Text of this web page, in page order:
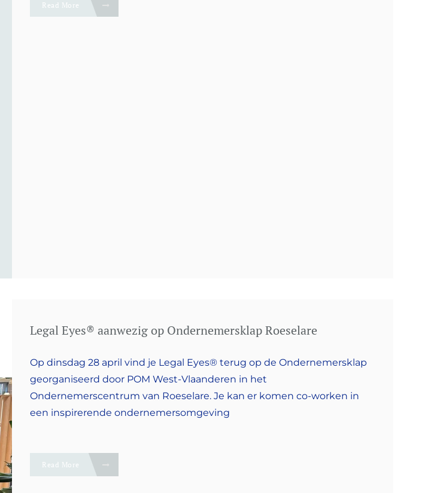
Read More
Legal Eyes® aanwezig op Ondernemersklap Roeselare
Op dinsdag 28 april vind je Legal Eyes® terug op de Ondernemersklap
georganiseerd door POM West-Vlaanderen in het
Ondernemerscentrum van Roeselare. Je kan er komen co-worken in
een inspirerende ondernemersomgeving
Read More